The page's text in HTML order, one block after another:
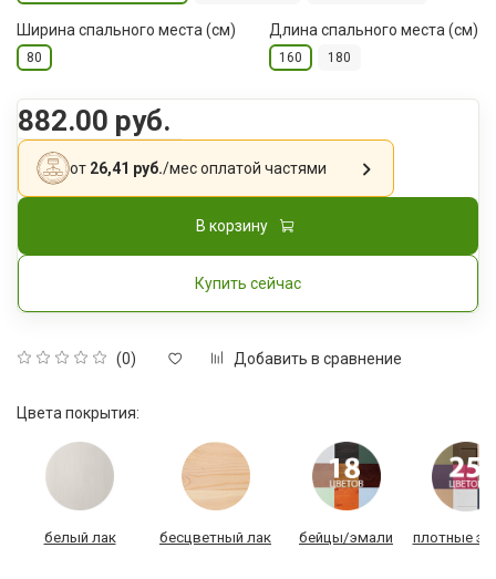
(0) Добавить в сравнение
Ширина спального места (см)
80
Длина спального места (см)
160 180
882.00 руб.
от 26,41 руб./месоплатой частями
В корзину
Купить сейчас
Цвета покрытия:
белый лак бесцветный лак бейцы/эмали плотные